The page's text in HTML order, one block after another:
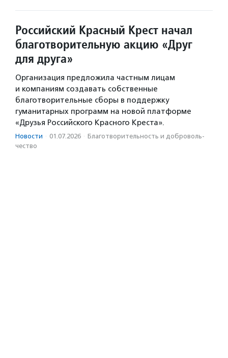
Российский Красный Крест начал
благотворительную акцию «Друг
для друга»
Организация предложила частным лицам
и компаниям создавать собственные
благотворительные сборы в поддержку
гуманитарных программ на новой платформе
«Друзья Российского Красного Креста».
Новости · 01.07.2026 · Благотвори­тель­ность и доброволь­
чест­во